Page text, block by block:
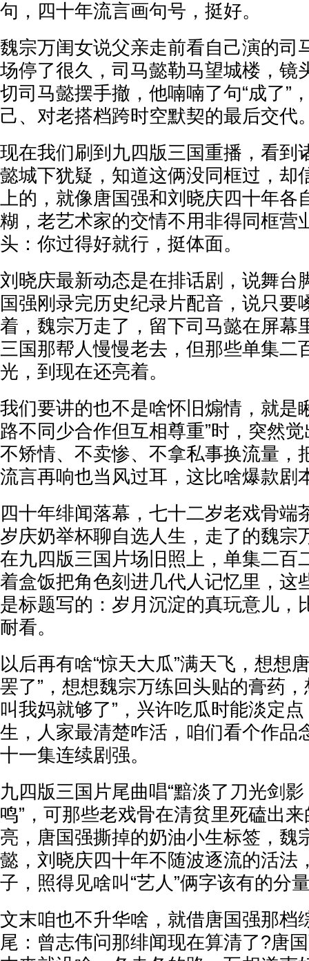
句，四十年流言画句号，挺好。
魏宗万闺女说父亲走前看自己演的司
场停了很久，司马懿勒马望城楼，镜
切司马懿摆手撤，他喃喃了句“成了”
己、对老搭档跨时空默契的最后交代
现在我们刷到九四版三国重播，看到
懿城下犹疑，知道这俩没同框过，却
上的，就像唐国强和刘晓庆四十年各
糊，老艺术家的交情不用非得同框营
头：你过得好就行，挺体面。
刘晓庆最新动态是在排话剧，说舞台
国强刚录完历史纪录片配音，说只要
着，魏宗万走了，留下司马懿在屏幕
三国那帮人慢慢老去，但那些单集二
光，到现在还亮着。
我们要讲的也不是啥怀旧煽情，就是
路不同少合作但互相尊重”时，突然
不矫情、不卖惨、不拿私事换流量，
流言再响也当风过耳，这比啥爆款剧
四十年绯闻落幕，七十二岁老戏骨端
岁庆奶举杯聊自选人生，走了的魏宗
在九四版三国片场旧照上，单集二百
着盒饭把角色刻进几代人记忆里，这
是标题写的：岁月沉淀的真玩意儿，
耐看。
以后再有啥“惊天大瓜”满天飞，想想
罢了”，想想魏宗万练回头贴的膏药
叫我妈就够了”，兴许吃瓜时能淡定
生，人家最清楚咋活，咱们看个作品
十一集连续剧强。
九四版三国片尾曲唱“黯淡了刀光剑
鸣”，可那些老戏骨在清贫里死磕出
亮，唐国强撕掉的奶油小生标签，魏
懿，刘晓庆四十年不随波逐流的活法
子，照得见啥叫“艺人”俩字该有的分
文末咱也不升华啥，就借唐国强那档
尾：曾志伟问那绯闻现在算清了?唐